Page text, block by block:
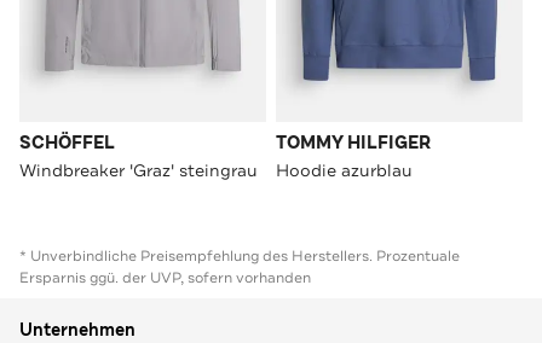
SCHÖFFEL
Windbreaker 'Graz' steingrau
TOMMY HILFIGER
Hoodie azurblau
* Unverbindliche Preisempfehlung des Herstellers. Prozentuale
Ersparnis ggü. der UVP, sofern vorhanden
Unternehmen